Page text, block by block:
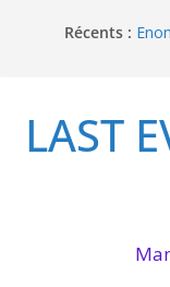
Récents :
I’m
LAST